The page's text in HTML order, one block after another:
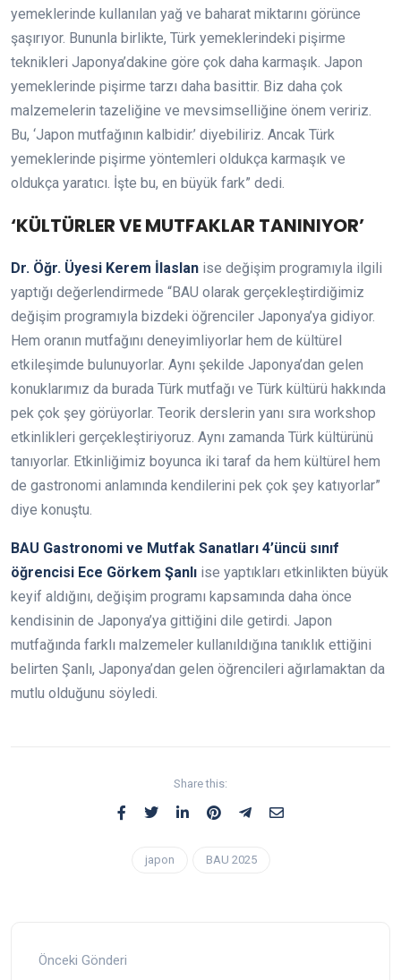
yemeklerinde kullanılan yağ ve baharat miktarını görünce
şaşırıyor. Bununla birlikte, Türk yemeklerindeki pişirme
teknikleri Japonya’dakine göre çok daha karmaşık. Japon
yemeklerinde pişirme tarzı daha basittir. Biz daha çok
malzemelerin tazeliğine ve mevsimselliğine önem veririz.
Bu, ‘Japon mutfağının kalbidir.’ diyebiliriz. Ancak Türk
yemeklerinde pişirme yöntemleri oldukça karmaşık ve
oldukça yaratıcı. İşte bu, en büyük fark” dedi.
‘KÜLTÜRLER VE MUTFAKLAR TANINIYOR’
Dr. Öğr. Üyesi Kerem İlaslan ise değişim programıyla ilgili
yaptığı değerlendirmede “BAU olarak gerçekleştirdiğimiz
değişim programıyla bizdeki öğrenciler Japonya’ya gidiyor.
Hem oranın mutfağını deneyimliyorlar hem de kültürel
etkileşimde bulunuyorlar. Aynı şekilde Japonya’dan gelen
konuklarımız da burada Türk mutfağı ve Türk kültürü hakkında
pek çok şey görüyorlar. Teorik derslerin yanı sıra workshop
etkinlikleri gerçekleştiriyoruz. Aynı zamanda Türk kültürünü
tanıyorlar. Etkinliğimiz boyunca iki taraf da hem kültürel hem
de gastronomi anlamında kendilerini pek çok şey katıyorlar”
diye konuştu.
BAU Gastronomi ve Mutfak Sanatları 4’üncü sınıf
öğrencisi Ece Görkem Şanlı ise yaptıkları etkinlikten büyük
keyif aldığını, değişim programı kapsamında daha önce
kendisinin de Japonya’ya gittiğini dile getirdi. Japon
mutfağında farklı malzemeler kullanıldığına tanıklık ettiğini
belirten Şanlı, Japonya’dan gelen öğrencileri ağırlamaktan da
mutlu olduğunu söyledi.
Share this:
japon BAU 2025
Önceki Gönderi